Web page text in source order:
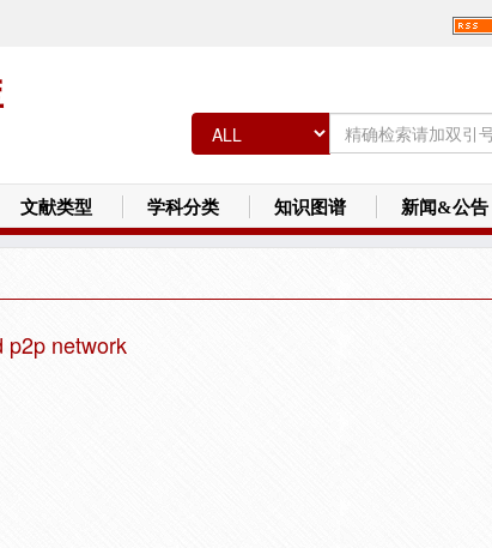
文献类型 学科分类 知识图谱 新闻&公告
p2p network